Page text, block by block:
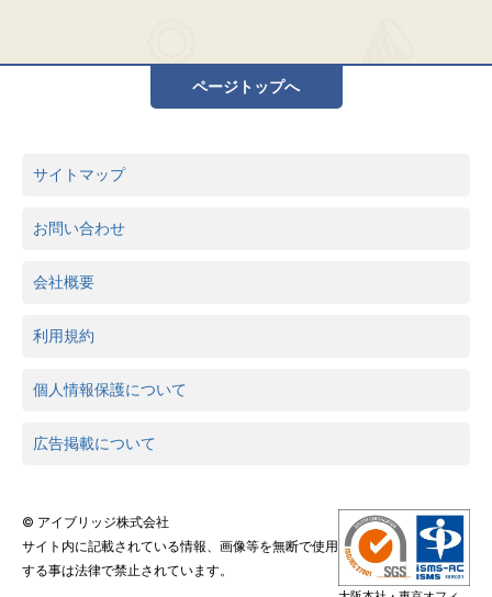
ページトップへ
サイトマップ
お問い合わせ
会社概要
利用規約
個人情報保護について
広告掲載について
© アイブリッジ株式会社
サイト内に記載されている情報、画像等を無断で使用
する事は法律で禁止されています。